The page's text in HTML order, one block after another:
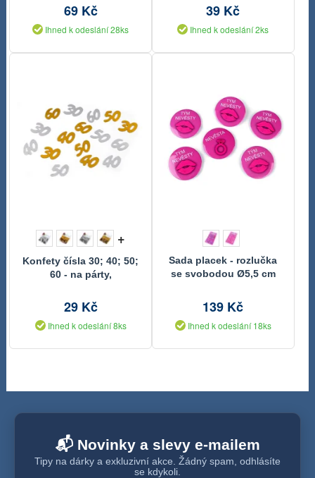
69 Kč
Ihned k odeslání 28ks
39 Kč
Ihned k odeslání 2ks
+
Konfety čísla 30; 40; 50;
60 - na párty,
29 Kč
Ihned k odeslání 8ks
Sada placek - rozlučka
se svobodou Ø5,5 cm
139 Kč
Ihned k odeslání 18ks
📬 Novinky a slevy e-mailem
Tipy na dárky a exkluzivní akce. Žádný spam, odhlásíte
se kdykoli.